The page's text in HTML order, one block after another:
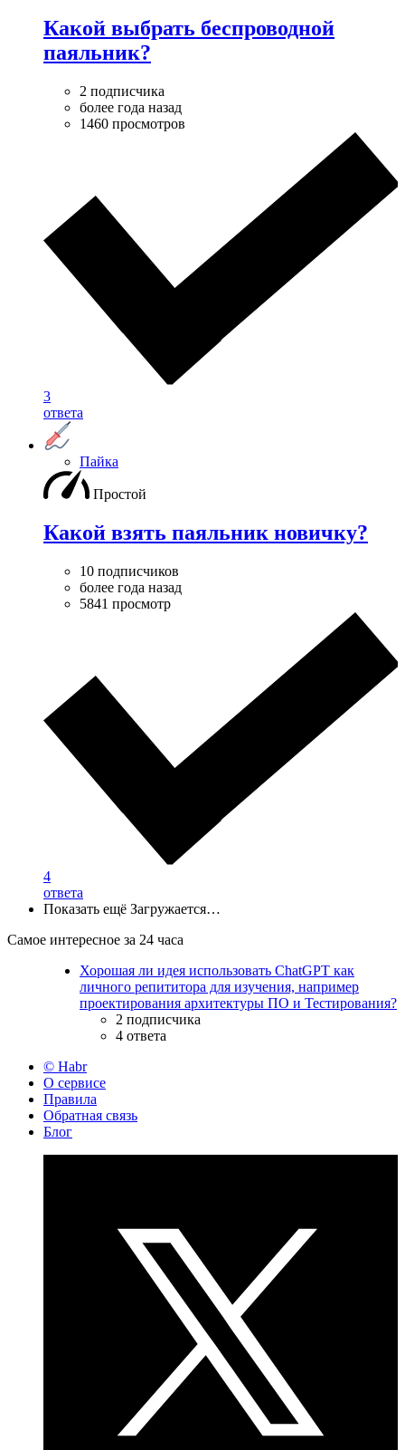
Какой выбрать беспроводной
паяльник?
2 подписчика
более года назад
1460 просмотров
3
ответа
Пайка
Простой
Какой взять паяльник новичку?
10 подписчиков
более года назад
5841 просмотр
4
ответа
Показать ещё Загружается…
Самое интересное за 24 часа
Хорошая ли идея использовать ChatGPT как
личного репититора для изучения, например
проектирования архитектуры ПО и Тестирования?
2 подписчика
4 ответа
© Habr
О сервисе
Правила
Обратная связь
Блог